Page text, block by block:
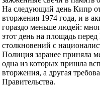
На следующий день Кипр
вторжения 1974 года, и в
гораздо меньше людей:
этот день на площадь
столкновений с
Полиция заранее приняла
одна из которых пришла
вторжения, а другая
Правительства.